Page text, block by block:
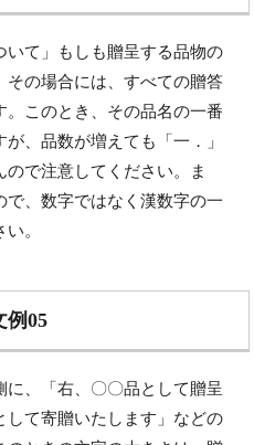
て」もしも贈呈する品物の
その場合には、すべての贈答
このとき、その品名の一番
、品数が増えても「一．」
で注意してください。ま
、数字ではなく漢数字の一
。
例05
、「右、〇〇品として贈呈
して寄贈いたします」などの